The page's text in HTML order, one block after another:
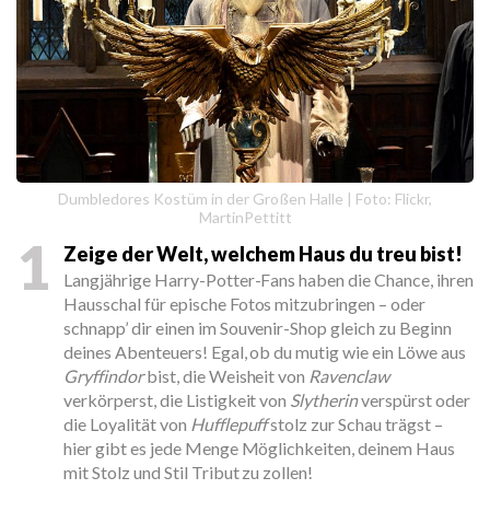
Dumbledores Kostüm in der Großen Halle | Foto: Flickr,
MartinPettitt
1 Zeige der Welt, welchem Haus du treu bist!
Langjährige Harry-Potter-Fans haben die Chance, ihren
Hausschal für epische Fotos mitzubringen – oder
schnapp’ dir einen im Souvenir-Shop gleich zu Beginn
deines Abenteuers! Egal, ob du mutig wie ein Löwe aus
Gryffindorbist, die Weisheit von Ravenclaw
verkörperst, die Listigkeit von Slytherinverspürst oder
die Loyalität von Hufflepuffstolz zur Schau trägst –
hier gibt es jede Menge Möglichkeiten, deinem Haus
mit Stolz und Stil Tribut zu zollen!